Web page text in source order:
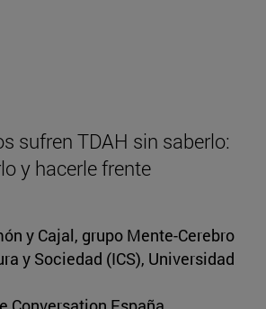
sufren TDAH sin saberlo:
y hacerle frente
y Cajal, grupo Mente-Cerebro
y Sociedad (ICS), Universidad